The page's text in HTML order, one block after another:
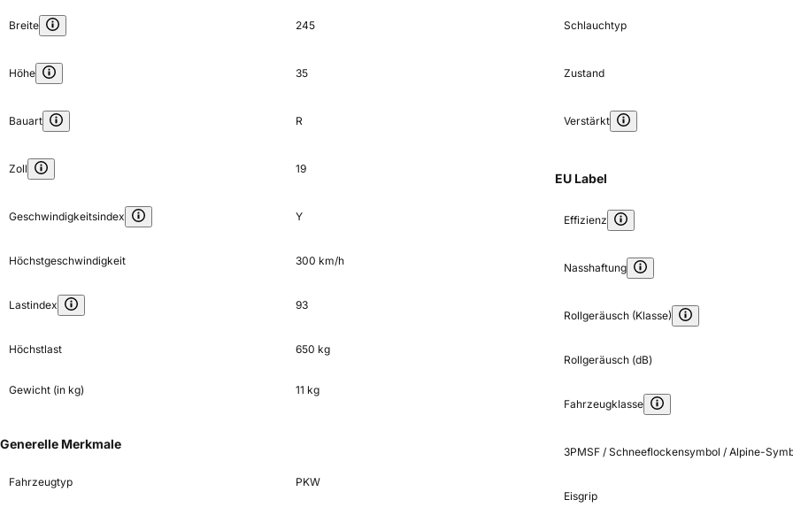
Breite 245
Höhe 35
Bauart R
Zoll 19
Geschwindigkeitsindex Y
Höchstgeschwindigkeit 300 km/h
Lastindex 93
Höchstlast 650 kg
Gewicht (in kg) 11 kg
Generelle Merkmale
Fahrzeugtyp PKW
Schlauchtyp
Zustand
Verstärkt
EU Label
Effizienz
Nasshaftung
Rollgeräusch (Klasse)
Rollgeräusch (dB)
Fahrzeugklasse
3PMSF / Schneeflockensymbol / Alpine-
Eisgrip